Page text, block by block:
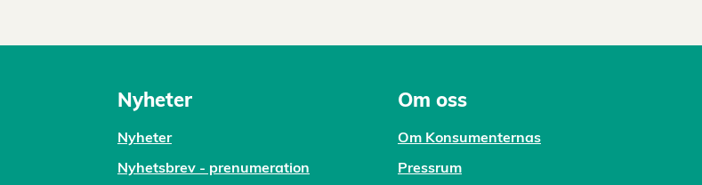
Nyheter
Nyheter
Nyhetsbrev - prenumeration
Om oss
Om Konsumenternas
Pressrum